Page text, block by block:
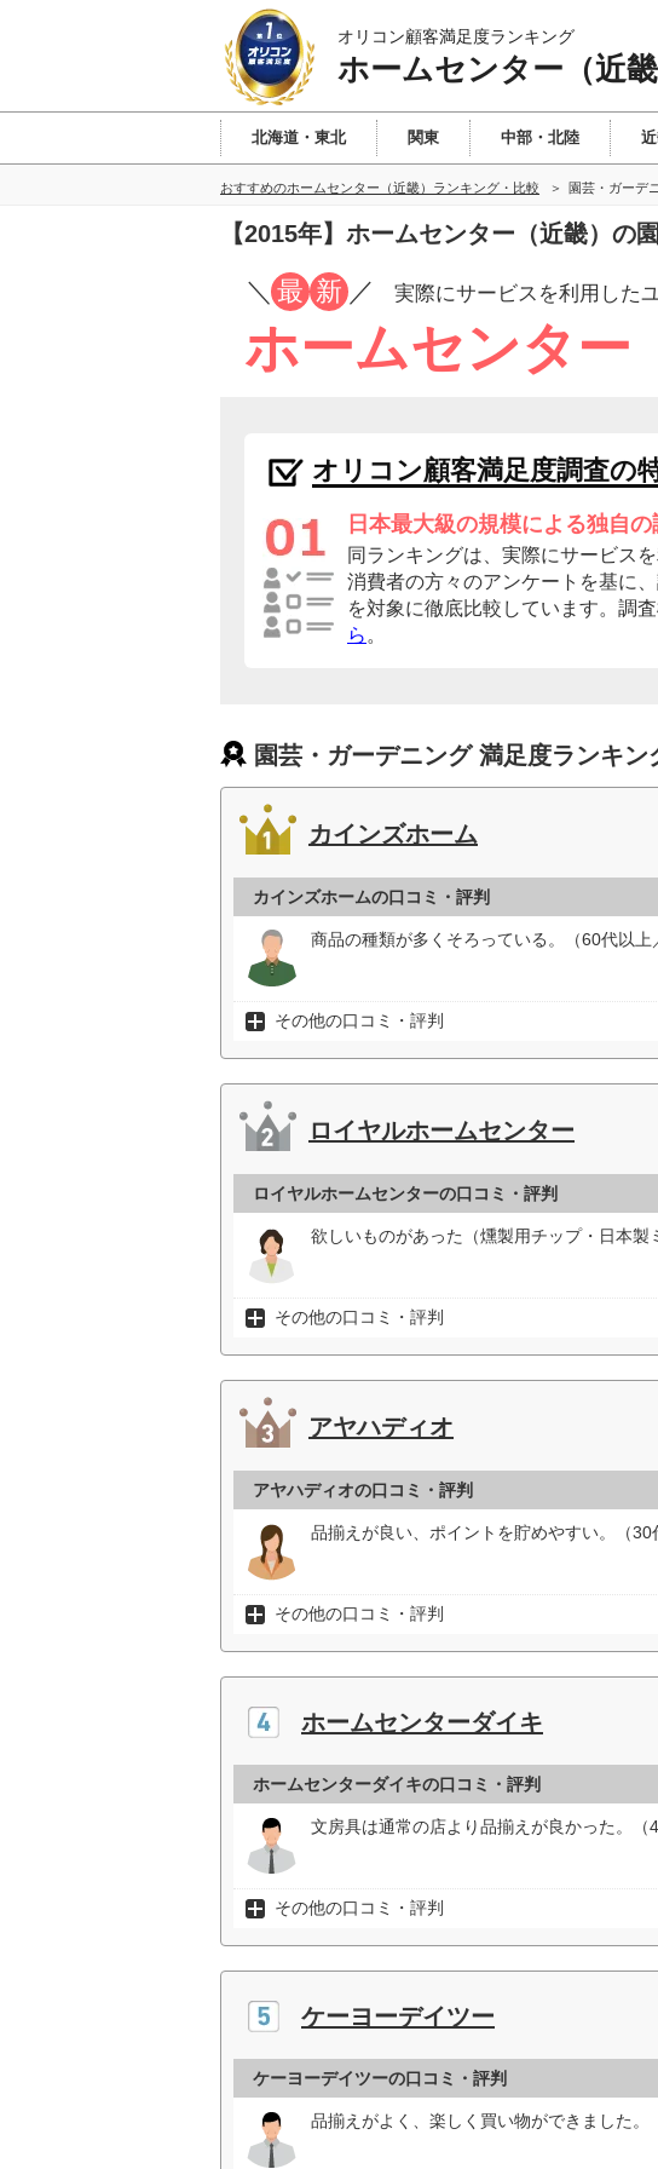
オリコン顧客満足度ランキング
ホームセンター（近畿
北海道・東北 関東 中部・北陸
おすすめのホームセンター（近畿）ランキング・比較 園芸・ガーデ
【2015年】ホームセンター（近畿）の
／ 最 新 ／ 実際にサービスを利用した
ホームセンター
オリコン顧客満足度調査の
日本最大級の規模による独自の
同ランキングは、実際にサービス
消費者の方々のアンケートを基に
を対象に徹底比較しています。調
ら 。
園芸・ガーデニング 満足度ランキン
カインズホーム
カインズホームの口コミ・評判
商品の種類が多くそろっている。（60代以上
その他の口コミ・評判
ロイヤルホームセンター
ロイヤルホームセンターの口コミ・評判
欲しいものがあった（燻製用チップ・日本製
その他の口コミ・評判
アヤハディオ
アヤハディオの口コミ・評判
品揃えが良い、ポイントを貯めやすい。（30
その他の口コミ・評判
ホームセンターダイキ
ホームセンターダイキの口コミ・評判
文房具は通常の店より品揃えが良かった。（
その他の口コミ・評判
ケーヨーデイツー
ケーヨーデイツーの口コミ・評判
品揃えがよく、楽しく買い物ができました。